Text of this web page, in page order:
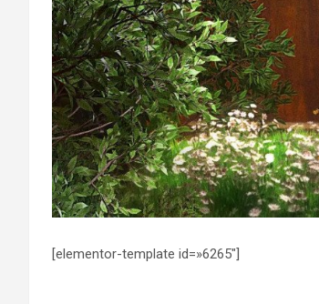
[elementor-template id=»6265″]